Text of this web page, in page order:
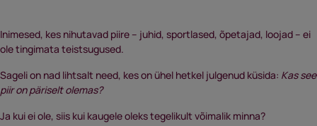
Inimesed, kes nihutavad piire – juhid, sportlased, õpetajad, loojad – ei
ole tingimata teistsugused.
Sageli on nad lihtsalt need, kes on ühel hetkel julgenud küsida: Kas see
piir on päriselt olemas?
Ja kui ei ole, siis kui kaugele oleks tegelikult võimalik minna?